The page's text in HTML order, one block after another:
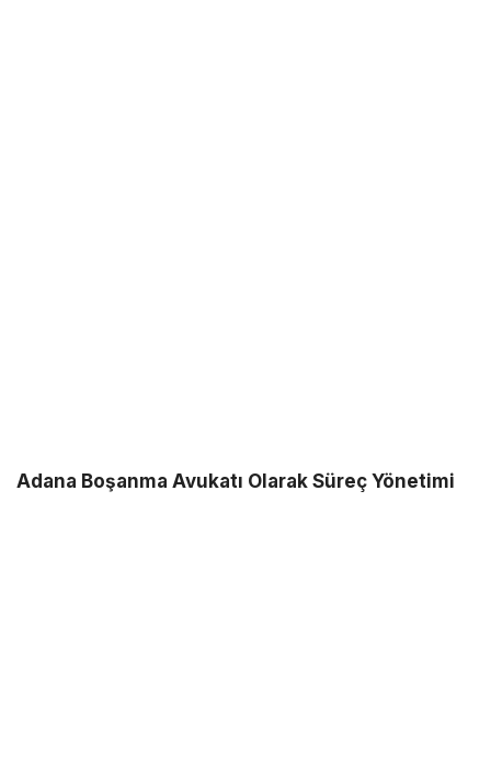
Adana Boşanma Avukatı Olarak Süreç Yönetimi